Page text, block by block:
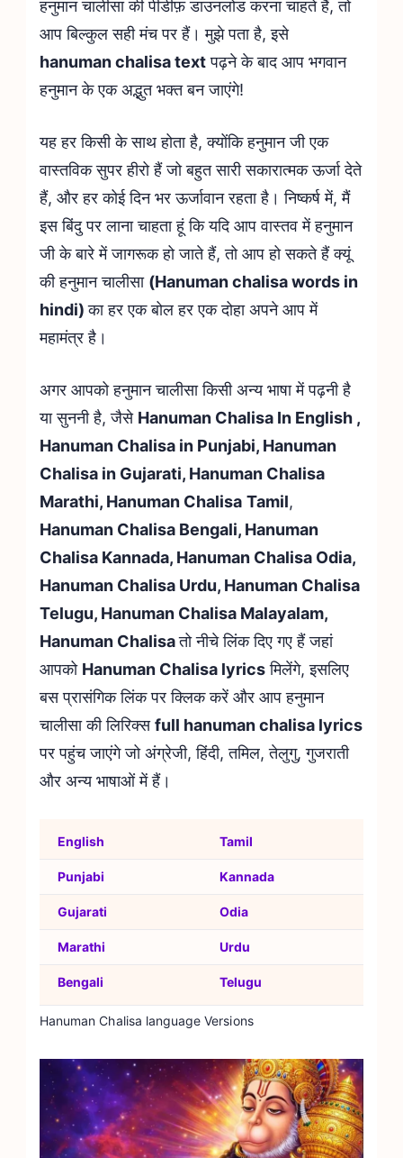
हनुमान चालीसा की पीडीफ़ डाउनलोड करना चाहते हैं, तो
आप बिल्कुल सही मंच पर हैं। मुझे पता है, इसे
hanuman chalisa textपढ़ने के बाद आप भगवान
हनुमान के एक अद्भुत भक्त बन जाएंगे!
यह हर किसी के साथ होता है, क्योंकि हनुमान जी एक
वास्तविक सुपर हीरो हैं जो बहुत सारी सकारात्मक ऊर्जा देते
हैं, और हर कोई दिन भर ऊर्जावान रहता है। निष्कर्ष में, मैं
इस बिंदु पर लाना चाहता हूं कि यदि आप वास्तव में हनुमान
जी के बारे में जागरूक हो जाते हैं, तो आप हो सकते हैं क्यूं
की हनुमान चालीसा (Hanuman chalisa words in
hindi)का हर एक बोल हर एक दोहा अपने आप में
महामंत्र है।
अगर आपको हनुमान चालीसा किसी अन्य भाषा में पढ़नी है
या सुननी है, जैसे Hanuman Chalisa In English ,
Hanuman Chalisa in Punjabi, Hanuman
Chalisa in Gujarati, Hanuman Chalisa
Marathi, Hanuman Chalisa Tamil,
Hanuman Chalisa Bengali, Hanuman
Chalisa Kannada, Hanuman Chalisa Odia,
Hanuman Chalisa Urdu, Hanuman Chalisa
Telugu, Hanuman Chalisa Malayalam,
Hanuman Chalisaतो नीचे लिंक दिए गए हैं जहां
आपको Hanuman Chalisa lyricsमिलेंगे, इसलिए
बस प्रासंगिक लिंक पर क्लिक करें और आप हनुमान
चालीसा की लिरिक्सfull hanuman chalisa lyrics
पर पहुंच जाएंगे जो अंग्रेजी, हिंदी, तमिल, तेलुगु, गुजराती
और अन्य भाषाओं में हैं।
English Tamil
Punjabi Kannada
Gujarati Odia
Marathi Urdu
Bengali Telugu
Hanuman Chalisa language Versions